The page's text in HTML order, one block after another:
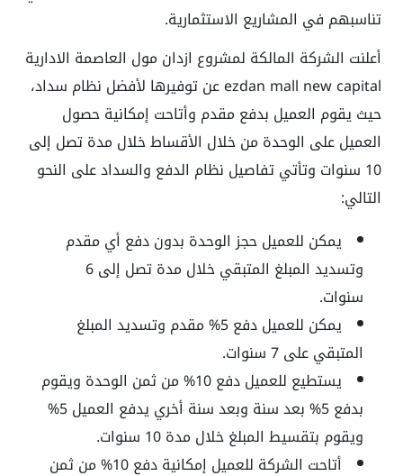
تناسبهم في المشاريع الاستثمارية.
أعلنت الشركة المالكة لمشروع ازدان مول العاصمة الادارية
ezdan mall new capital عن توفيرها لأفضل نظام سداد،
حيث يقوم العميل بدفع مقدم وأتاحت إمكانية حصول
العميل على الوحدة من خلال الأقساط خلال مدة تصل إلى
10 سنوات وتأتي تفاصيل نظام الدفع والسداد على النحو
التالي:
يمكن للعميل حجز الوحدة بدون دفع أي مقدم
وتسديد المبلغ المتبقي خلال مدة تصل إلى 6
سنوات.
يمكن للعميل دفع 5% مقدم وتسديد المبلغ
المتبقي على 7 سنوات.
يستطيع للعميل دفع 10% من ثمن الوحدة ويقوم
بدفع 5% بعد سنة وبعد سنة أخري يدفع العميل 5%
ويقوم بتقسيط المبلغ خلال مدة 10 سنوات.
أتاحت الشركة للعميل إمكانية دفع 10% من ثمن